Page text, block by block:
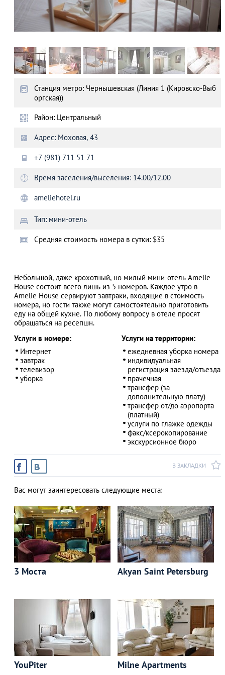
Станция метро: Чернышевская (Линия 1 (Кировско-Выб
оргская))
Район: Центральный
Адрес: Моховая, 43
+7 (981) 711 51 71
Время заселения/выселения: 14.00/12.00
ameliehotel.ru
Тип: мини-отель
Cредняя стоимость номера в сутки: $35
Небольшой, даже крохотный, но милый мини-отель Amelie
House состоит всего лишь из 5 номеров. Каждое утро в
Amelie House сервируют завтраки, входящие в стоимость
номера, но гости также могут самостоятельно приготовить
еду на общей кухне. По любому вопросу в отеле просят
обращаться на ресепшн.
Услуги в номере:
Интернет
завтрак
телевизор
уборка
Услуги на территории:
ежедневная уборка номера
индивидуальная
регистрация заезда/отъезда
прачечная
трансфер (за
дополнительную плату)
трансфер от/до аэропорта
(платный)
услуги по глажке одежды
факс/ксерокопирование
экскурсионное бюро
В ЗАКЛАДКИ
Вас могут заинтересовать следующие места:
3 Моста Akyan Saint Petersburg
YouPiter Milne Apartments